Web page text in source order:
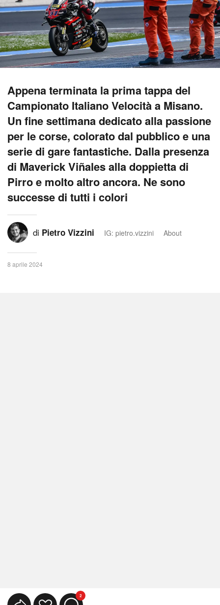
Appena terminata la prima tappa del
Campionato Italiano Velocità a Misano.
Un fine settimana dedicato alla passione
per le corse, colorato dal pubblico e una
serie di gare fantastiche. Dalla presenza
di Maverick Viñales alla doppietta di
Pirro e molto altro ancora. Ne sono
successe di tutti i colori
di Pietro Vizzini IG: pietro.vizzini About
8 aprile 2024
2